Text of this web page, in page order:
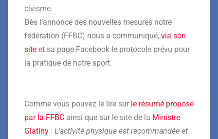
civisme.
Dès l’annonce des nouvelles mesures notre
fédération (FFBC) nous a communiqué, via son
site et sa page Facebook le protocole prévu pour
la pratique de notre sport.
Comme vous pouvez le lire sur le résumé proposé
par la FFBC ainsi que sur le site de la Ministre
Glatiny : L’activité physique est recommandée et